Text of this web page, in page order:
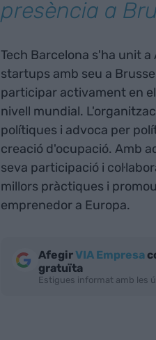
presència a
Tech Barcelona s'ha unit
startups amb seu a
participar activament en
nivell mundial.
polítiques i advoca per
creació d'ocupació. Amb
seva participació i
millors pràctiques i
emprenedor a Europa.
AfegirVIA Empresa
gratuïta
Estigues informat amb les